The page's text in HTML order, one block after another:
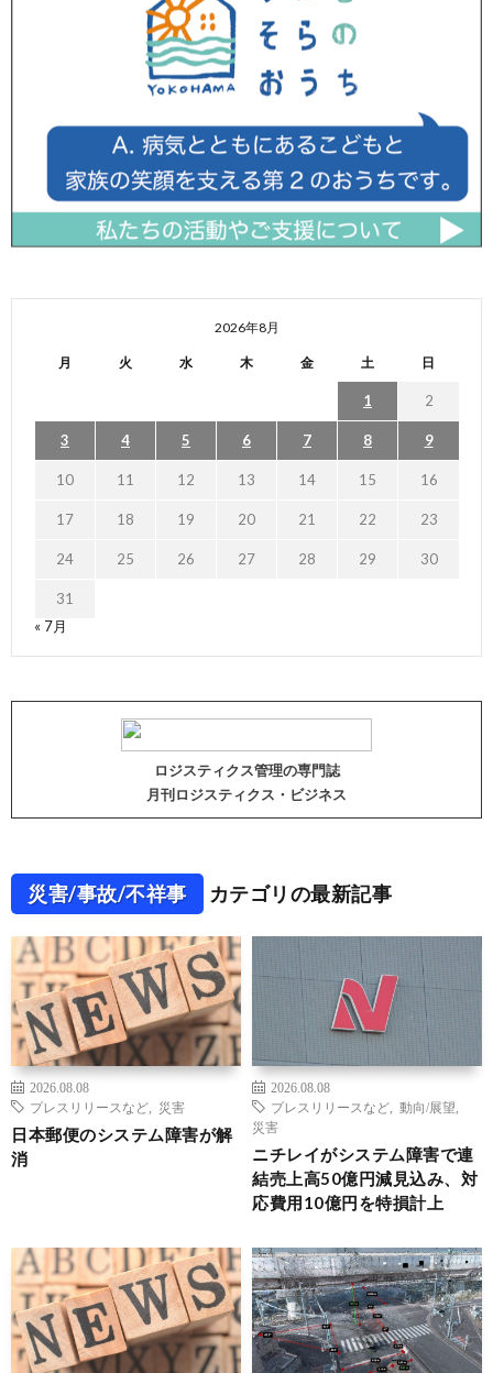
2026年8月
月 火 水 木 金 土 日
1 2
3 4 5 6 7 8 9
10 11 12 13 14 15 16
17 18 19 20 21 22 23
24 25 26 27 28 29 30
31
« 7月
ロジスティクス管理の専門誌
月刊ロジスティクス・ビジネス
災害/事故/不祥事 カテゴリの最新記事
2026.08.08
プレスリリースなど
災害
日本郵便のシステム障害が解
消
2026.08.08
プレスリリースなど
動向/展望
災害
ニチレイがシステム障害で連
結売上高50億円減見込み、対
応費用10億円を特損計上